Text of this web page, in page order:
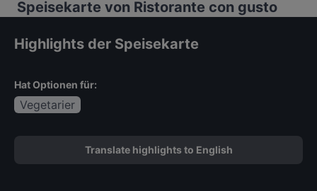
Speisekarte von Ristorante con gusto
Highlights der Speisekarte
Hat Optionen für:
Vegetarier
Translate highlights to English